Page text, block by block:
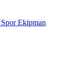
Spor Ekipman